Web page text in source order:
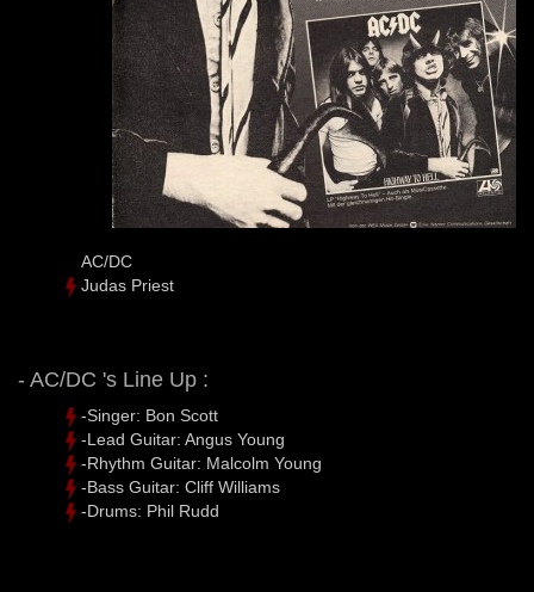
AC/DC
Judas Priest
- AC/DC 's Line Up :
-Singer: Bon Scott
-Lead Guitar: Angus Young
-Rhythm Guitar: Malcolm Young
-Bass Guitar: Cliff Williams
-Drums: Phil Rudd